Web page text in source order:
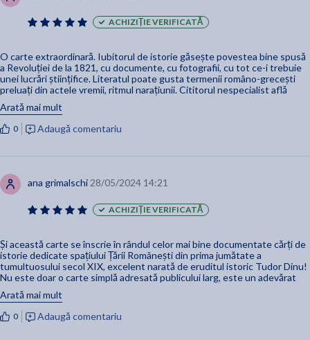
ACHIZIȚIE VERIFICATĂ
O carte extraordinară. Iubitorul de istorie găsește povestea bine spusă
a Revoluției de la 1821, cu documente, cu fotografii, cu tot ce-i trebuie
unei lucrări științifice. Literatul poate gusta termenii româno-grecești
preluați din actele vremii, ritmul narațiunii. Cititorul nespecialist află
detaliile acestui eveniment istoric despre care a învățat la școală după
un anumit șablon. În acest volum acțiunile și personajele devin vii, devin
la fel de complexe sau stupide precum viața.
Arată mai mult
0 Adaugă comentariu
ana grimalschi 28/05/2024 14:21
ACHIZIȚIE VERIFICATĂ
Și această carte se înscrie în rândul celor mai bine documentate cărți de
istorie dedicate spațiului Țării Românești din prima jumătate a
tumultuosului secol XIX, excelent narată de eruditul istoric Tudor Dinu!
Nu este doar o carte simplă adresată publicului larg, este un adevărat
instrument de lucru pentru studenții și tinerii istorici! Recomandat fără
nicio ezitare!
Arată mai mult
0 Adaugă comentariu